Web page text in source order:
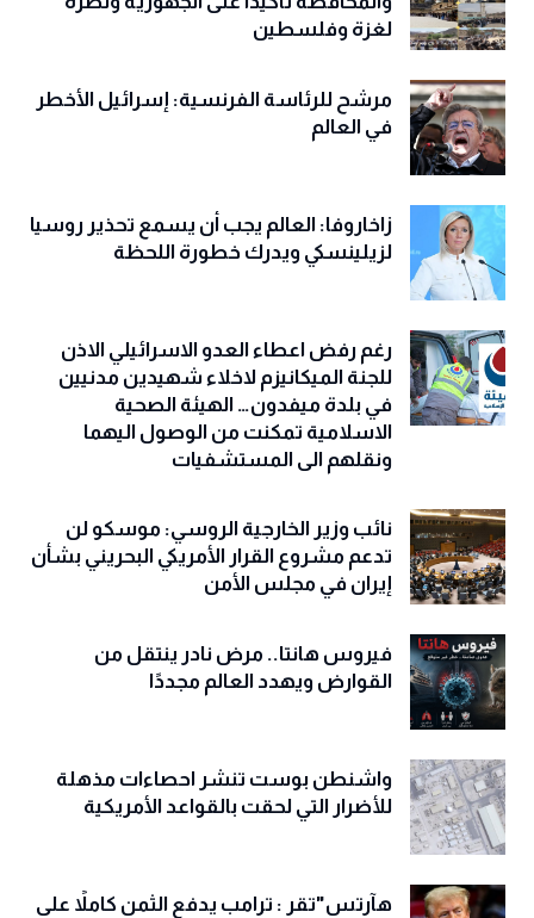
لغزة وفلسطين
مرشح للرئاسة الفرنسية: إسرائيل الأخطر
في العالم
زاخاروفا: العالم يجب أن يسمع تحذير روسيا
لزيلينسكي ويدرك خطورة اللحظة
رغم رفض اعطاء العدو الاسرائيلي الاذن
للجنة الميكانيزم لاخلاء شهيدين مدنيين
في بلدة ميفدون… الهيئة الصحية
الاسلامية تمكنت من الوصول اليهما
ونقلهم الى المستشفيات
نائب وزير الخارجية الروسي: موسكو لن
تدعم مشروع القرار الأمريكي البحريني بشأن
إيران في مجلس الأمن
فيروس هانتا.. مرض نادر ينتقل من
القوارض ويهدد العالم مجددًا
واشنطن بوست تنشر احصاءات مذهلة
للأضرار التي لحقت بالقواعد الأمريكية
هآرتس"تقر : ترامب يدفع الثمن كاملاً على